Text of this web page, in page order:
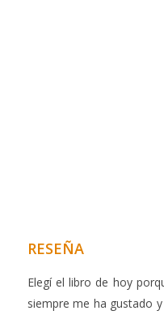
RESEÑA
Elegí el libro de hoy
siempre me ha gustado